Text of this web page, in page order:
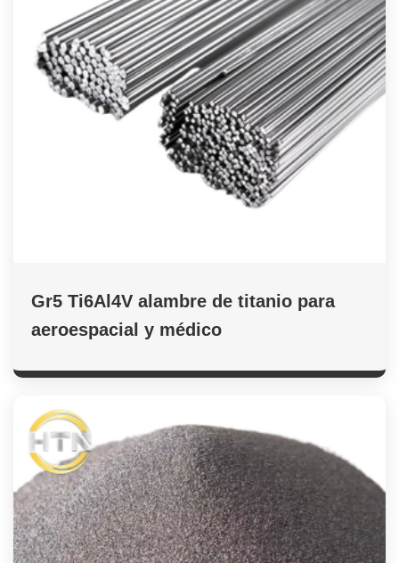
Gr5 Ti6Al4V alambre de titanio para
aeroespacial y médico